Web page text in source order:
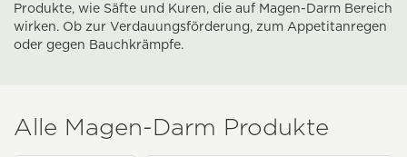
Produkte, wie Säfte und Kuren, die auf Magen-Darm Bereich
wirken. Ob zur Verdauungsförderung, zum Appetitanregen
oder gegen Bauchkrämpfe.
Alle Magen-Darm Produkte